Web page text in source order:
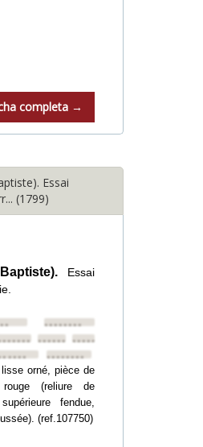
completa →
Essai
(1799)
Essai
••••••••
••••••••••••••••
••••••••
orné, pièce de
(reliure de
fendue,
(ref.107750)